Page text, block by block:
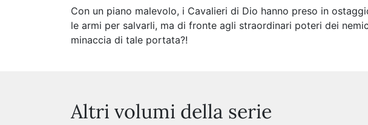
Con un piano malevolo, i Cavalieri di Dio hanno preso in
le armi per salvarli, ma di fronte agli straordinari poteri dei
minaccia di tale portata?!
Altri volumi della serie